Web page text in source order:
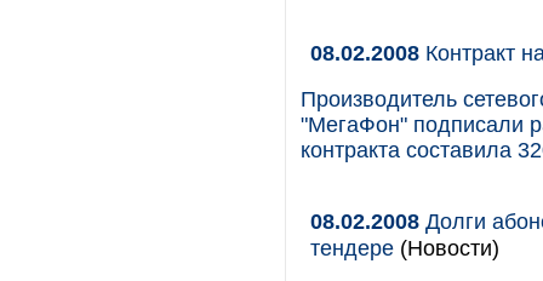
08.02.2008 Контракт
Производитель
"МегаФон" подписали
контракта составила
08.02.2008 Долги
тендере (Новости)